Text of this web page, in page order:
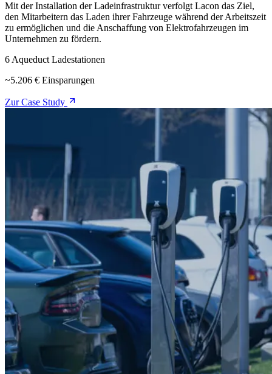
Mit der Installation der Ladeinfrastruktur verfolgt Lacon das Ziel,
den Mitarbeitern das Laden ihrer Fahrzeuge während der Arbeitszeit
zu ermöglichen und die Anschaffung von Elektrofahrzeugen im
Unternehmen zu fördern.
6 Aqueduct Ladestationen
~5.206 € Einsparungen
Zur Case Study